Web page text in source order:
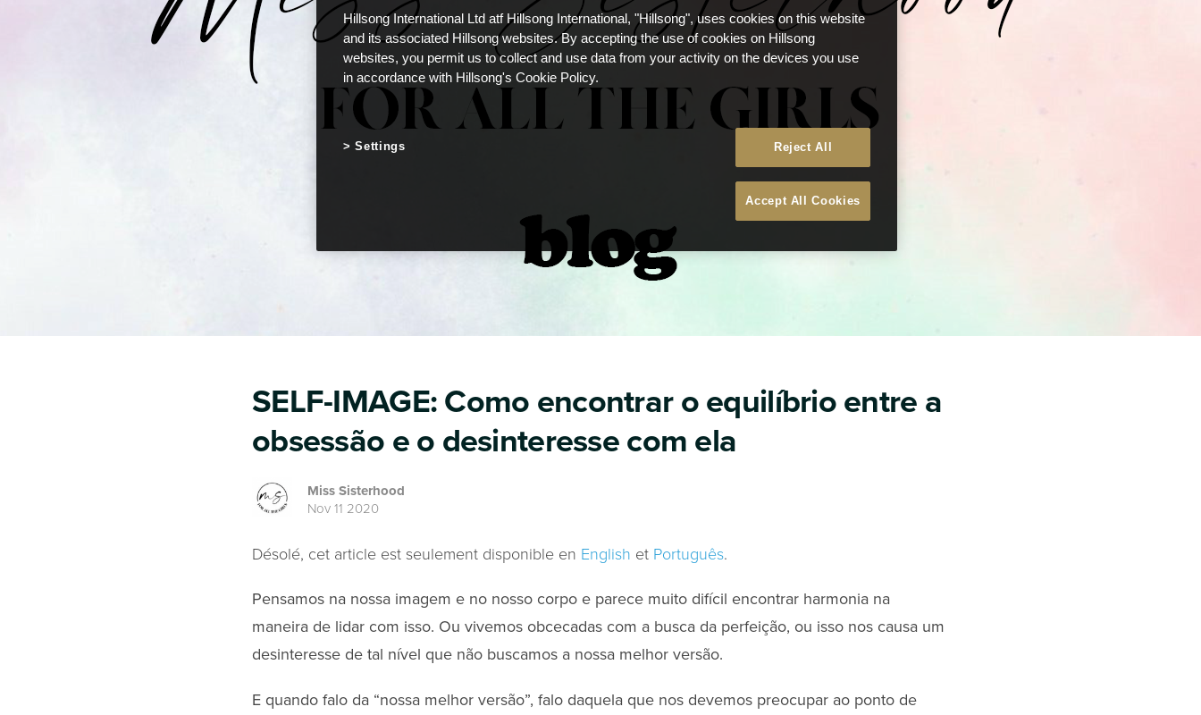
SELF-IMAGE: Como encontrar o equilíbrio entre a
obsessão e o desinteresse com ela
Miss Sisterhood
Nov 11 2020
Désolé, cet article est seulement disponible en English et Português.
Pensamos na nossa imagem e no nosso corpo e parece muito difícil encontrar harmonia na
maneira de lidar com isso. Ou vivemos obcecadas com a busca da perfeição, ou isso nos causa um
desinteresse de tal nível que não buscamos a nossa melhor versão.
E quando falo da “nossa melhor versão”, falo daquela que nos devemos preocupar ao ponto de
Hillsong International Ltd atf Hillsong International, "Hillsong", uses cookies on this website
and its associated Hillsong websites. By accepting the use of cookies on Hillsong
websites, you permit us to collect and use data from your activity on the devices you use
in accordance with Hillsong's Cookie Policy.
Reject All
Accept All Cookies
Settings